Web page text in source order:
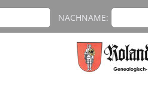
NACHNAME: